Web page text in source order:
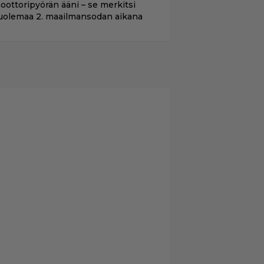
ääni – se merkitsi
2. maailmansodan aikana